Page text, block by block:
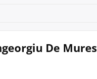
De Mures